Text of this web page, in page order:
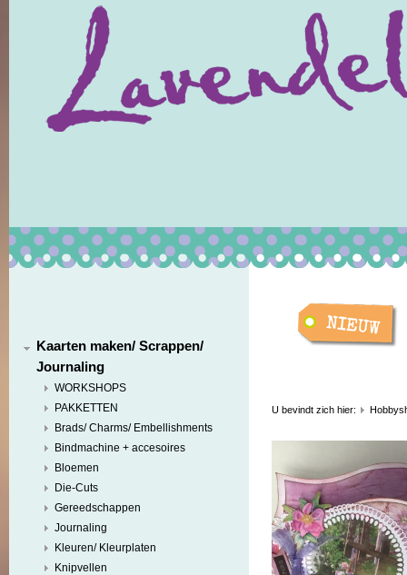
Kaarten maken/ Scrappen/
Journaling
WORKSHOPS
PAKKETTEN
Brads/ Charms/ Embellishments
Bindmachine + accesoires
Bloemen
Die-Cuts
Gereedschappen
Journaling
Kleuren/ Kleurplaten
Knipvellen
U bevindt zich hier: